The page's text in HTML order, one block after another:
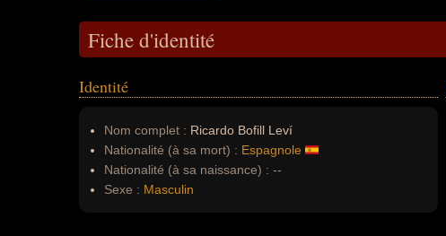
Fiche d'identité
Identité
Nom complet : Ricardo Bofill Leví
Nationalité (à sa mort) : Espagnole
Nationalité (à sa naissance) : --
Sexe : Masculin